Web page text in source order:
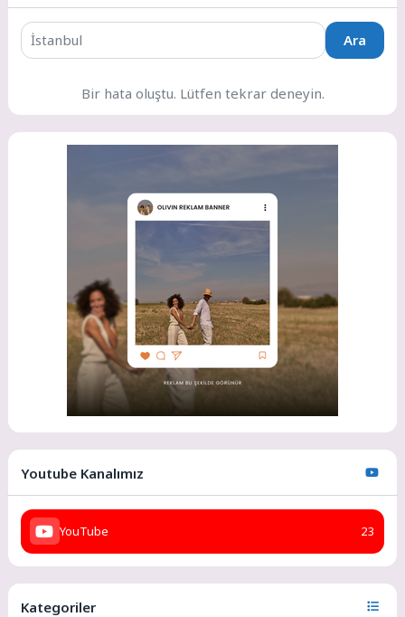
Ara
Bir hata oluştu. Lütfen tekrar deneyin.
Youtube Kanalımız
YouTube 23
Kategoriler